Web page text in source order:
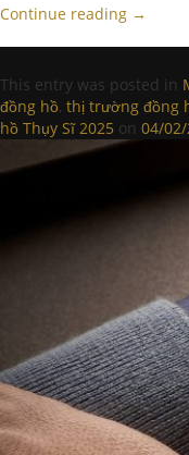
Continue reading →
This entry was posted in
đồng hồ, thị trường đồng
hồ Thụy Sĩ 2025 on 04/